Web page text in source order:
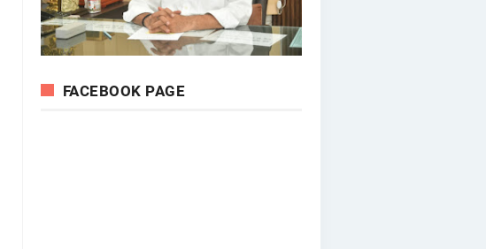
FACEBOOK PAGE